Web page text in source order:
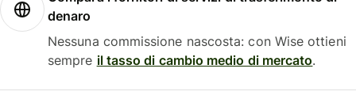
denaro
Nessuna commissione nascosta: con Wise ottieni
sempre il tasso di cambio medio di mercato.